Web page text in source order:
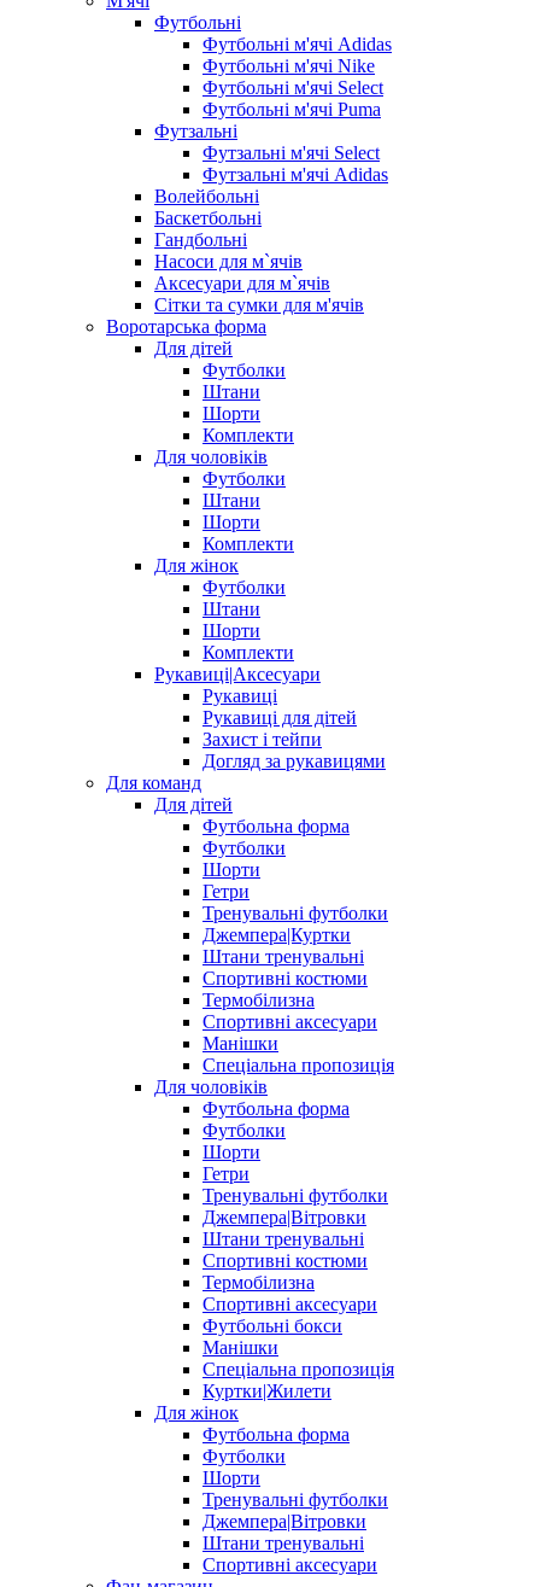
Футбольні
Футбольні м'ячі Adidas
Футбольні м'ячі Nike
Футбольні м'ячі Select
Футбольні м'ячі Puma
Футзальні
Футзальні м'ячі Select
Футзальні м'ячі Adidas
Волейбольні
Баскетбольні
Гандбольні
Насоси для м`ячів
Аксесуари для м`ячів
Сітки та сумки для м'ячів
Воротарська форма
Для дітей
Футболки
Штани
Шорти
Комплекти
Для чоловіків
Футболки
Штани
Шорти
Комплекти
Для жінок
Футболки
Штани
Шорти
Комплекти
Рукавиці|Аксесуари
Рукавиці
Рукавиці для дітей
Захист і тейпи
Догляд за рукавицями
Для команд
Для дітей
Футбольна форма
Футболки
Шорти
Гетри
Тренувальні футболки
Джемпера|Куртки
Штани тренувальні
Спортивні костюми
Термобілизна
Спортивні аксесуари
Манішки
Спеціальна пропозиція
Для чоловіків
Футбольна форма
Футболки
Шорти
Гетри
Тренувальні футболки
Джемпера|Вітровки
Штани тренувальні
Спортивні костюми
Термобілизна
Спортивні аксесуари
Футбольні бокси
Манішки
Спеціальна пропозиція
Куртки|Жилети
Для жінок
Футбольна форма
Футболки
Шорти
Тренувальні футболки
Джемпера|Вітровки
Штани тренувальні
Спортивні аксесуари